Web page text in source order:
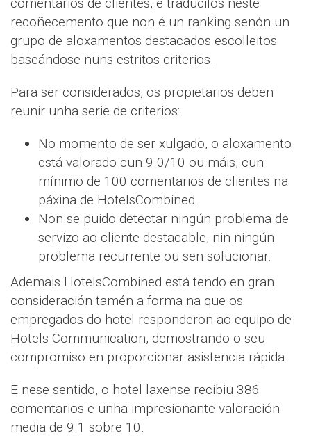
recoñecemento que non é un ranking senón un
grupo de aloxamentos destacados escolleitos
baseándose nuns estritos criterios.
Para ser considerados, os propietarios deben
reunir unha serie de criterios:
No momento de ser xulgado, o aloxamento
está valorado cun 9.0/10 ou máis, cun
mínimo de 100 comentarios de clientes na
páxina de HotelsCombined.
Non se puido detectar ningún problema de
servizo ao cliente destacable, nin ningún
problema recurrente ou sen solucionar.
Ademais HotelsCombined está tendo en gran
consideración tamén a forma na que os
empregados do hotel responderon ao equipo de
Hotels Communication, demostrando o seu
compromiso en proporcionar asistencia rápida.
E nese sentido, o hotel laxense recibiu 386
comentarios e unha impresionante valoración
media de 9.1 sobre 10.